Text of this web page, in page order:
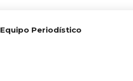
Equipo Periodístico